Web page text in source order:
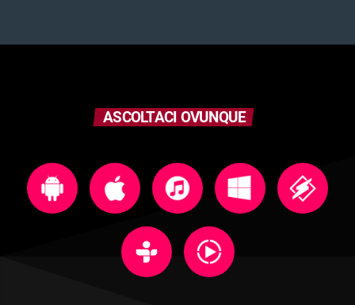
ASCOLTACI OVUNQUE